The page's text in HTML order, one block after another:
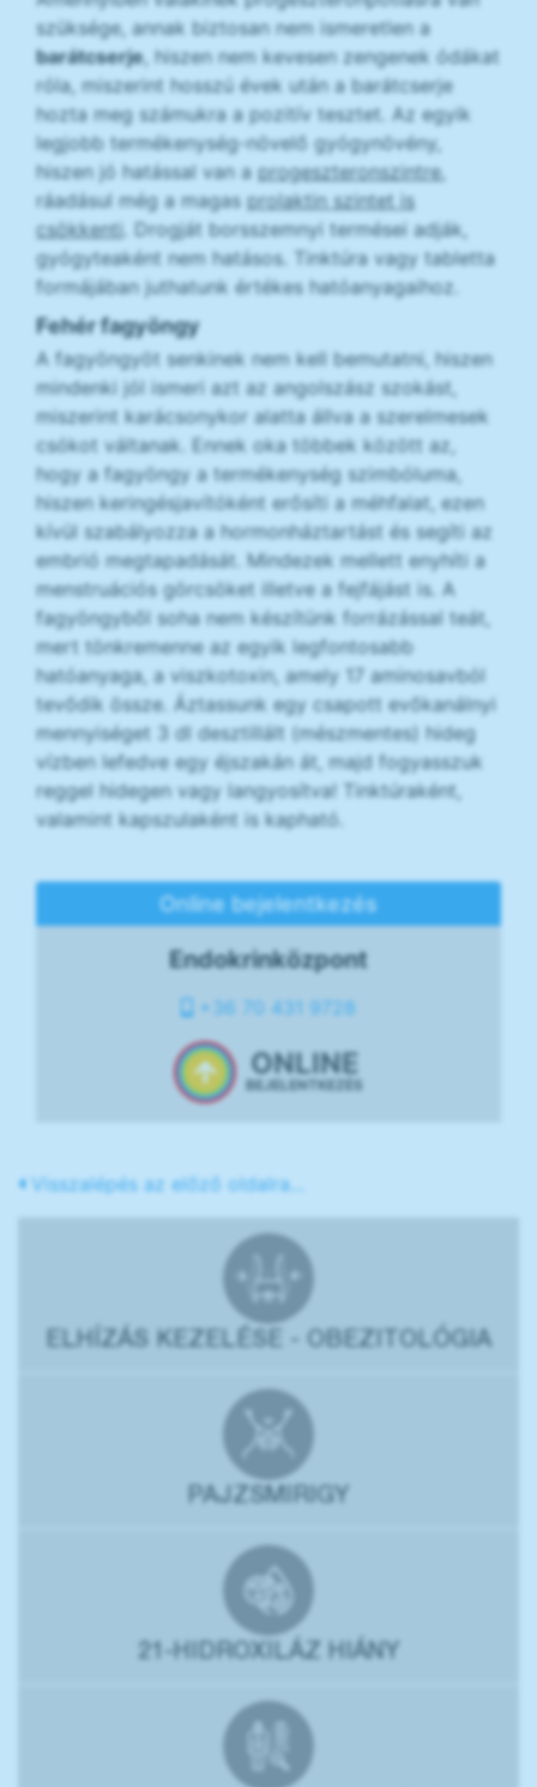
szüksége, annak biztosan nem ismeretlen a
barátcserje, hiszen nem kevesen zengenek ódákat
róla, miszerint hosszú évek után a barátcserje
hozta meg számukra a pozitív tesztet. Az egyik
legjobb termékenység-növelő gyógynövény,
hiszen jó hatással van a progeszteronszintre,
ráadásul még a magas prolaktin szintet is
csökkenti . Drogját borsszemnyi termései adják,
gyógyteaként nem hatásos. Tinktúra vagy tabletta
formájában juthatunk értékes hatóanyagaihoz.
Fehér fagyöngy
A fagyöngyöt senkinek nem kell bemutatni, hiszen
mindenki jól ismeri azt az angolszász szokást,
miszerint karácsonykor alatta állva a szerelmesek
csókot váltanak. Ennek oka többek között az,
hogy a fagyöngy a termékenység szimbóluma,
hiszen keringésjavítóként erősíti a méhfalat, ezen
kívül szabályozza a hormonháztartást és segíti az
embrió megtapadását. Mindezek mellett enyhíti a
menstruációs görcsöket illetve a fejfájást is. A
fagyöngyből soha nem készítünk forrázással teát,
mert tönkremenne az egyik legfontosabb
hatóanyaga, a viszkotoxin, amely 17 aminosavból
tevődik össze. Áztassunk egy csapott evőkanálnyi
mennyiséget 3 dl desztillált (mészmentes) hideg
vízben lefedve egy éjszakán át, majd fogyasszuk
reggel hidegen vagy langyosítva! Tinktúraként,
valamint kapszulaként is kapható.
Online bejelentkezés
Endokrinközpont
+36 70 431 9728
ONLINE
BEJELENTKEZÉS
Visszalépés az előző oldalra...
ELHÍZÁS KEZELÉSE - OBEZITOLÓGIA
PAJZSMIRIGY
21-HIDROXILÁZ HIÁNY